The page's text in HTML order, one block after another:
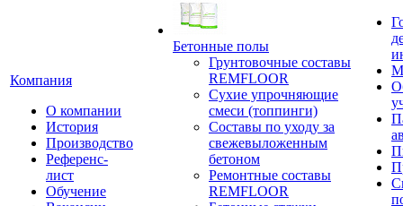
Компания
О компании
История
Производство
Референс-
лист
Обучение
Бетонные полы
Грунтовочные составы
REMFLOOR
Сухие упрочняющие
смеси (топпинги)
Составы по уходу за
свежевыложенным
бетоном
Ремонтные составы
REMFLOOR